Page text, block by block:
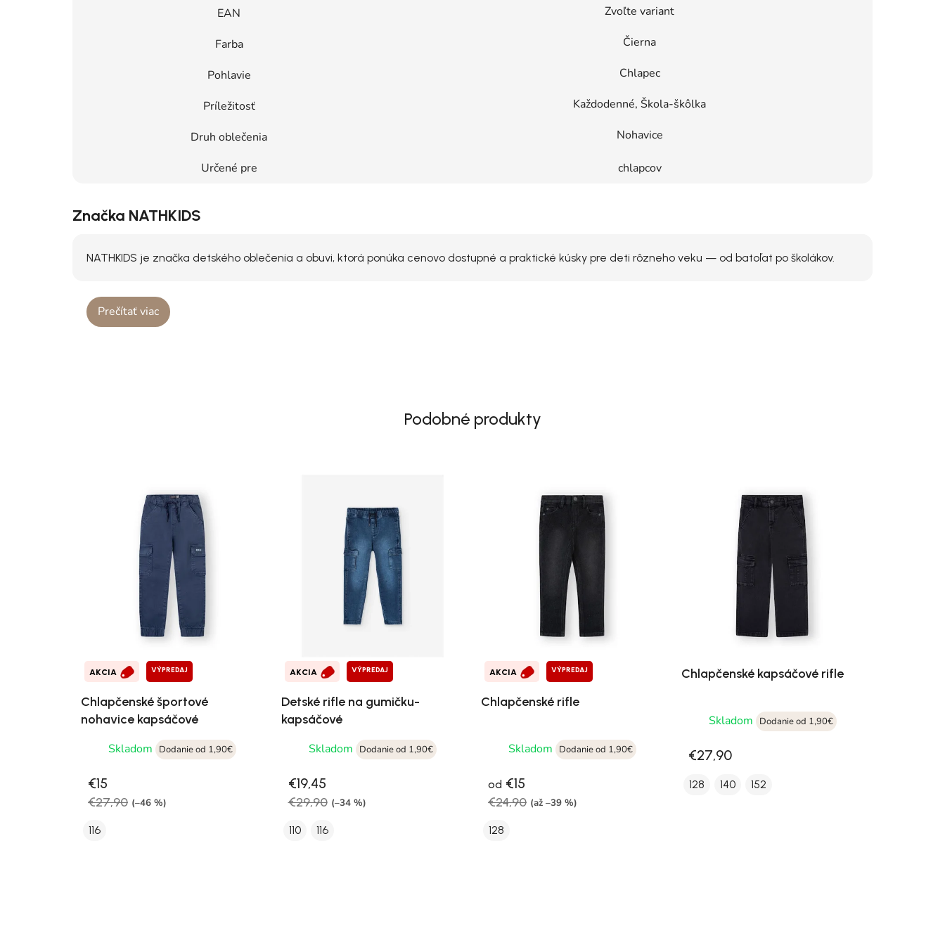
EAN Zvoľte variant
Farba Čierna
Pohlavie Chlapec
Príležitosť Každodenné, Škola-škôlka
Druh oblečenia Nohavice
Určené pre chlapcov
Značka NATHKIDS
NATHKIDS je značka detského oblečenia a obuvi, ktorá ponúka cenovo dostupné a praktické kúsky pre deti rôzneho veku — od batoľat po školákov.
Prečítať viac
Podobné produkty
AKCIA VÝPREDAJ
Chlapčenské športové
nohavice kapsáčové
Skladom Dodanie od 1,90€
€15
€27,90 (–46 %)
116
AKCIA VÝPREDAJ
Detské rifle na gumičku-
kapsáčové
Skladom
Dodanie od 1,90€
€19,45
€29,90 (–34 %)
110 116
AKCIA VÝPREDAJ
Chlapčenské rifle
Skladom Dodanie od 1,90€
od €15
€24,90 (až –39 %)
128
Chlapčenské kapsáčové rifle
Skladom Dodanie od 1,90€
€27,90
128 140 152